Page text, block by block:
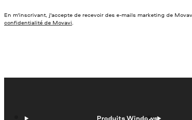
En m'inscrivant, j'accepte de recevoir des e-mails marketing de
confidentialité de Movavi